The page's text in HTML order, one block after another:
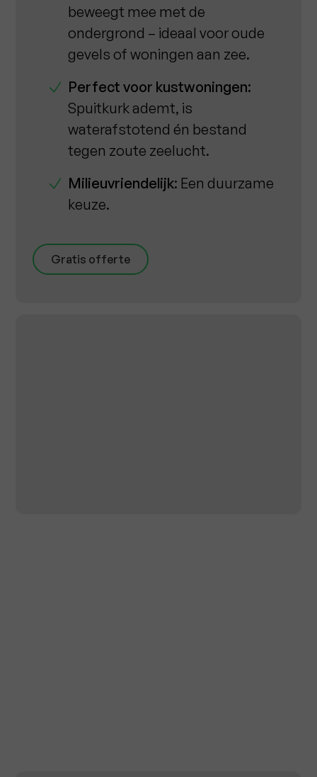
beweegt mee met de
ondergrond – ideaal voor oude
gevels of woningen aan zee.
Perfect voor kustwoningen:
Spuitkurk ademt, is
waterafstotend én bestand
tegen zoute zeelucht.
Milieuvriendelijk: Een duurzame
keuze.
Gratis offerte